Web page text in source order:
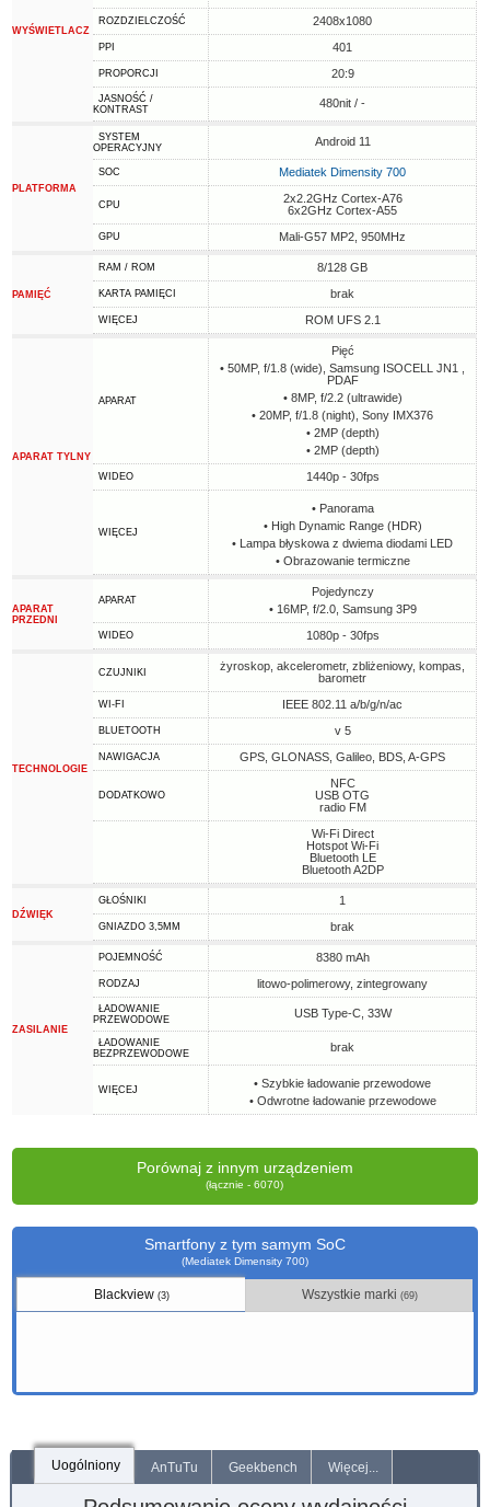
WYŚWIETLACZ
ROZDZIELCZOŚĆ 2408x1080
PPI 401
PROPORCJI 20:9
JASNOŚĆ /
KONTRAST
480nit / -
PLATFORMA
SYSTEM
OPERACYJNY
Android 11
SOC Mediatek Dimensity 700
CPU
2x2.2GHz Cortex-A76
6x2GHz Cortex-A55
GPU Mali-G57 MP2, 950MHz
PAMIĘĆ
RAM / ROM 8/128 GB
KARTA PAMIĘCI brak
WIĘCEJ ROM UFS 2.1
APARAT TYLNY
APARAT
Pięć
• 50MP, f/1.8 (wide), Samsung ISOCELL JN1 ,
PDAF
• 8MP, f/2.2 (ultrawide)
• 20MP, f/1.8 (night), Sony IMX376
• 2MP (depth)
• 2MP (depth)
WIDEO 1440p - 30fps
WIĘCEJ
• Panorama
• High Dynamic Range (HDR)
• Lampa błyskowa z dwiema diodami LED
• Obrazowanie termiczne
APARAT
PRZEDNI
APARAT
Pojedynczy
• 16MP, f/2.0, Samsung 3P9
WIDEO 1080p - 30fps
TECHNOLOGIE
CZUJNIKI
żyroskop, akcelerometr, zbliżeniowy, kompas,
barometr
WI-FI IEEE 802.11 a/b/g/n/ac
BLUETOOTH v 5
NAWIGACJA GPS, GLONASS, Galileo, BDS, A-GPS
DODATKOWO
NFC
USB OTG
radio FM
Wi-Fi Direct
Hotspot Wi-Fi
Bluetooth LE
Bluetooth A2DP
DŹWIĘK
GŁOŚNIKI 1
GNIAZDO 3,5MM brak
ZASILANIE
POJEMNOŚĆ 8380 mAh
RODZAJ litowo-polimerowy, zintegrowany
ŁADOWANIE
PRZEWODOWE
USB Type-C, 33W
ŁADOWANIE
BEZPRZEWODOWE
brak
WIĘCEJ
• Szybkie ładowanie przewodowe
• Odwrotne ładowanie przewodowe
Porównaj z innym urządzeniem
(łącznie - 6070)
Smartfony z tym samym SoC
(Mediatek Dimensity 700)
Blackview (3) Wszystkie marki (69)
Uogólniony AnTuTu Geekbench Więcej...